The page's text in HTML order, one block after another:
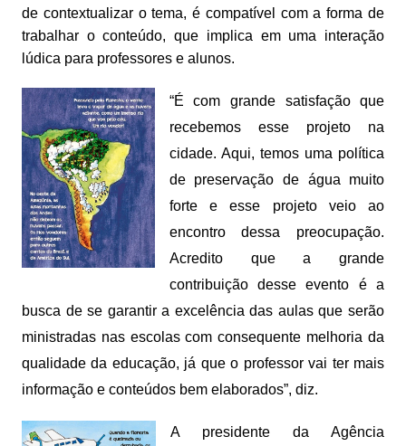
de contextualizar o tema, é compatível com a forma de
trabalhar o conteúdo, que implica em uma interação
lúdica para professores e alunos.
“É com grande satisfação que
recebemos esse projeto na
cidade. Aqui, temos uma política
de preservação de água muito
forte e esse projeto veio ao
encontro dessa preocupação.
Acredito que a grande
contribuição desse evento é a
busca de se garantir a excelência das aulas que serão
ministradas nas escolas com consequente melhoria da
qualidade da educação, já que o professor vai ter mais
informação e conteúdos bem elaborados”, diz.
A presidente da Agência